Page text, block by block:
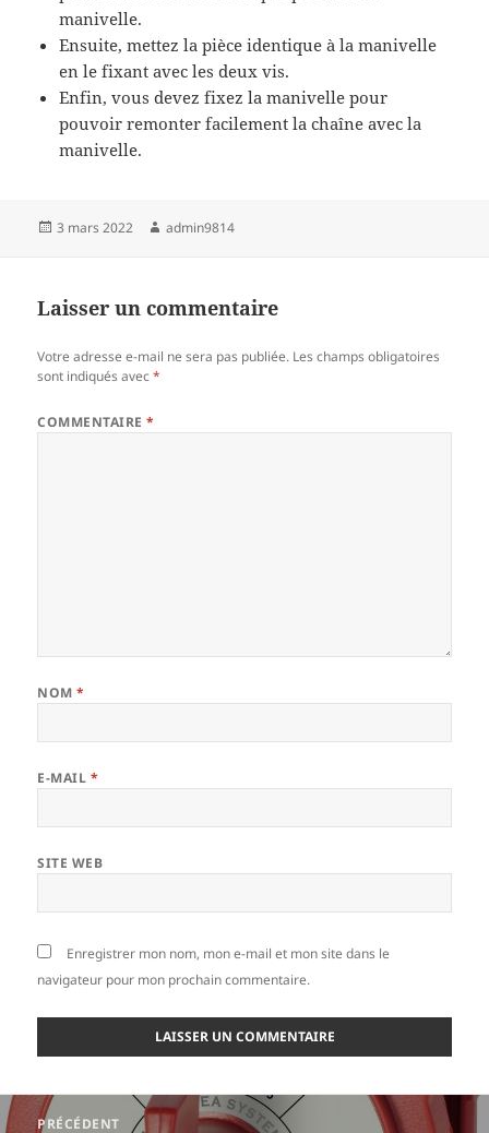
manivelle.
Ensuite, mettez la pièce identique à la manivelle
en le fixant avec les deux vis.
Enfin, vous devez fixez la manivelle pour
pouvoir remonter facilement la chaîne avec la
manivelle.
Publié
3 mars 2022 Auteur
admin9814
Laisser un commentaire
Votre adresse e-mail ne sera pas publiée. Les champs obligatoires
sont indiqués avec*
COMMENTAIRE*
NOM*
E-MAIL *
SITE WEB
Enregistrer mon nom, mon e-mail et mon site dans le
navigateur pour mon prochain commentaire.
Navigation
PRÉCÉDENT